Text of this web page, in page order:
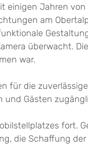
einigen Jahren von
am
überwacht.
war.
für die
und Gästen
fort.
die Schaffung